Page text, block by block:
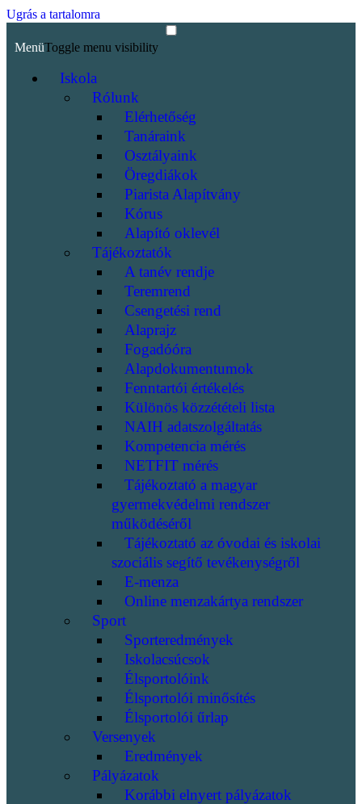
Ugrás a tartalomra
MenüToggle menu visibility
Iskola
Rólunk
Elérhetőség
Tanáraink
Osztályaink
Öregdiákok
Piarista Alapítvány
Kórus
Alapító oklevél
Tájékoztatók
A tanév rendje
Teremrend
Csengetési rend
Alaprajz
Fogadóóra
Alapdokumentumok
Fenntartói értékelés
Különös közzétételi lista
NAIH adatszolgáltatás
Kompetencia mérés
NETFIT mérés
Tájékoztató a magyar
gyermekvédelmi rendszer
működéséről
Tájékoztató az óvodai és iskolai
szociális segítő tevékenységről
E-menza
Online menzakártya rendszer
Sport
Sporteredmények
Iskolacsúcsok
Élsportolóink
Élsportolói minősítés
Élsportolói űrlap
Versenyek
Eredmények
Pályázatok
Korábbi elnyert pályázatok